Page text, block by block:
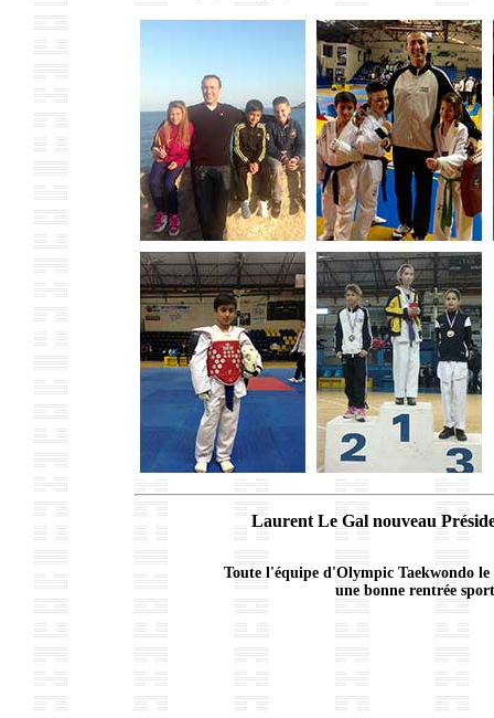
Laurent Le Gal nouveau
Toute l'équipe d'Olympic Taekwondo
une bonne rentrée